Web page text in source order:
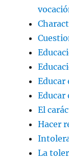
Educar
Educar
El
Hacer
La